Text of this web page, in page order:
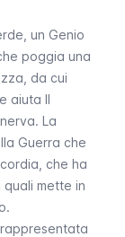
un Genio
che poggia una
, da cui
aiuta Il
La
Guerra che
, che ha
mette in